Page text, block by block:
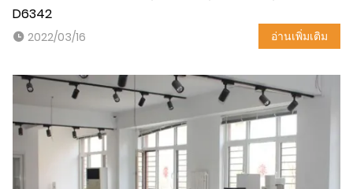
D6342
2022/03/16 อ่านเพิ่มเติม